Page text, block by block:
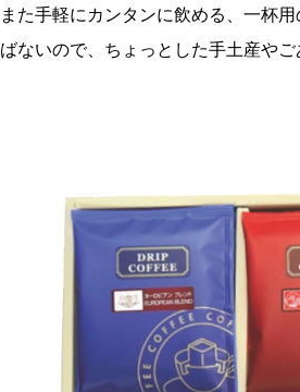
また手軽にカンタンに飲める、一杯
ばないので、ちょっとした手土産や